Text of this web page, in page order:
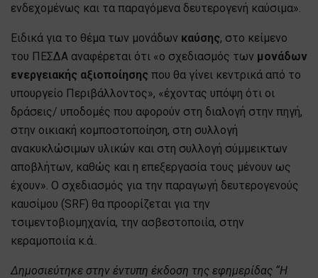
ενδεχομένως και τα παραγόμενα δευτερογενή καύσιμα».
Ειδικά για το θέμα των μονάδων καύσης, στο κείμενο
του ΠΕΣΔΑ αναφέρεται ότι «ο σχεδιασμός των μονάδων
ενεργειακής αξιοποίησης που θα γίνει κεντρικά από το
υπουργείο Περιβάλλοντος», «έχοντας υπόψη ότι οι
δράσεις/ υποδομές που αφορούν στη διαλογή στην πηγή,
στην οικιακή κομποστοποίηση, στη συλλογή
ανακυκλώσιμων υλικών και στη συλλογή σύμμεικτων
αποβλήτων, καθώς και η επεξεργασία τους μένουν ως
έχουν». Ο σχεδιασμός για την παραγωγή δευτερογενούς
καυσίμου (SRF) θα προορίζεται για την
τσιμεντοβιομηχανία, την ασβεστοποιία, στην
κεραμοποιία κ.ά..
Δημοσιεύτηκε στην έντυπη έκδοση της εφημερίδας “Η